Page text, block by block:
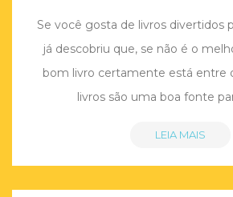
Se você gosta de livros divertidos
já descobriu que, se não é o
bom livro certamente está entre
livros são uma boa fonte
LEIA MAIS